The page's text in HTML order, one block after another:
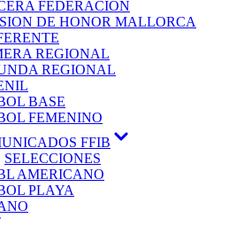
FEDERACION
DE HONOR MALLORCA
REGIONAL
REGIONAL
BASE
FEMENINO
FFIB
SELECCIONES
AMERICANO
PLAYA